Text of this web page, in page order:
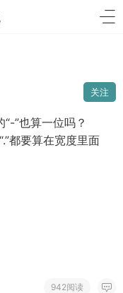
关注
”也算一位吗？
都要算在宽度里面
942阅读